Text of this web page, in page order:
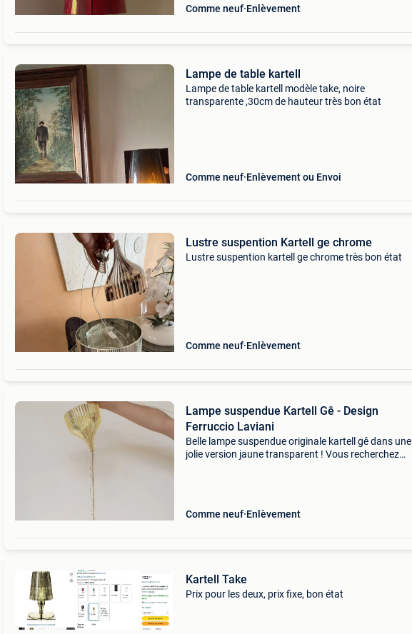
Comme neuf Enlèvement
Lampe de table kartell
Lampe de table kartell modèle take, noire
transparente ,30cm de hauteur très bon état
Comme neuf Enlèvement ou Envoi
Lustre suspention Kartell ge chrome
Lustre suspention kartell ge chrome très bon état
Comme neuf Enlèvement
Lampe suspendue Kartell Gê - Design
Ferruccio Laviani
Belle lampe suspendue originale kartell gê dans une
jolie version jaune transparent ! Vous recherchez
Comme neuf Enlèvement
Kartell Take
Prix pour les deux, prix fixe, bon état